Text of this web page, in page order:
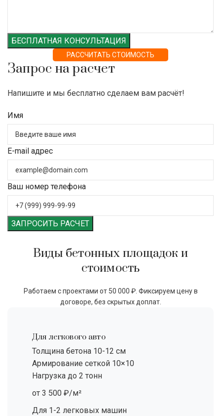
БЕСПЛАТНАЯ КОНСУЛЬТАЦИЯ
РАССЧИТАТЬ СТОИМОСТЬ
Запрос на расчет
Напишите и мы бесплатно сделаем вам расчёт!
Имя
E-mail адрес
Ваш номер телефона
ЗАПРОСИТЬ РАСЧЕТ
Виды бетонных площадок и
стоимость
Работаем с проектами от 50 000 ₽. Фиксируем цену в
договоре, без скрытых доплат.
Для легкового авто
Толщина бетона 10-12 см
Армирование сеткой 10×10
Нагрузка до 2 тонн
от 3 500 ₽/м²
Для 1-2 легковых машин